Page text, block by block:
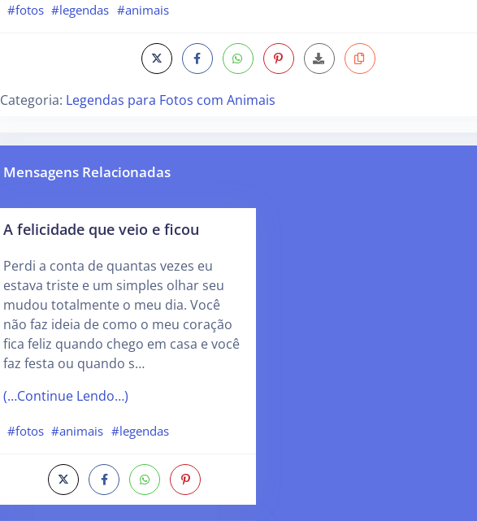
#fotos #legendas #animais
Categoria: Legendas para Fotos com Animais
Mensagens Relacionadas
A felicidade que veio e ficou
Perdi a conta de quantas vezes eu
estava triste e um simples olhar seu
mudou totalmente o meu dia. Você
não faz ideia de como o meu coração
fica feliz quando chego em casa e você
faz festa ou quando s…
(…Continue Lendo…)
#fotos #animais #legendas